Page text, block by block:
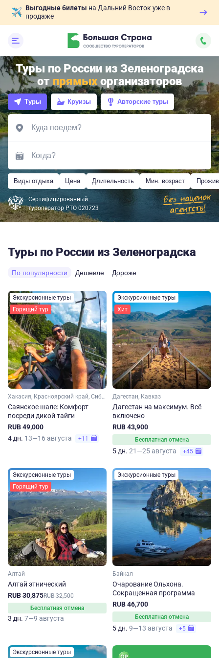
Выгодные билеты на Дальний Восток уже в
продаже
Туры по России из Зеленоградска
от прямых организаторов
Туры Круизы Авторские туры
Виды отдыха Цена Длительность Мин. возраст
Сертифицированный
туроператор РТО 020723
Туры по России из Зеленоградска
По популярности Дешевле Дороже
Экскурсионные туры
Горящий тур
Хакасия, Красноярский край, Сибирь
Саянское шале: Комфорт
посреди дикой тайги
RUB 49,000
4 дн. 13—16 августа +11
Экскурсионные туры
Хит
Дагестан, Кавказ
Дагестан на максимум. Вcё
включено
RUB 43,900
Бесплатная отмена
5 дн. 21—25 августа +45
Экскурсионные туры
Горящий тур
Алтай
Алтай этнический
RUB 30,875RUB 32,500
Бесплатная отмена
3 дн. 7—9 августа
Экскурсионные туры
Байкал
Очарование Ольхона.
Сокращенная программа
RUB 46,700
Бесплатная отмена
5 дн. 9—13 августа +5
Экскурсионные туры